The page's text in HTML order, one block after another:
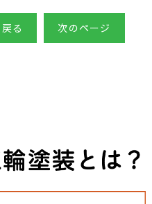
る 次のページ